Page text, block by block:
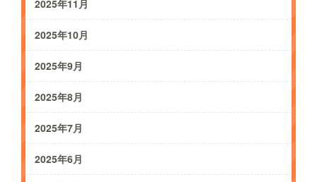
2025年11月
2025年10月
2025年9月
2025年8月
2025年7月
2025年6月